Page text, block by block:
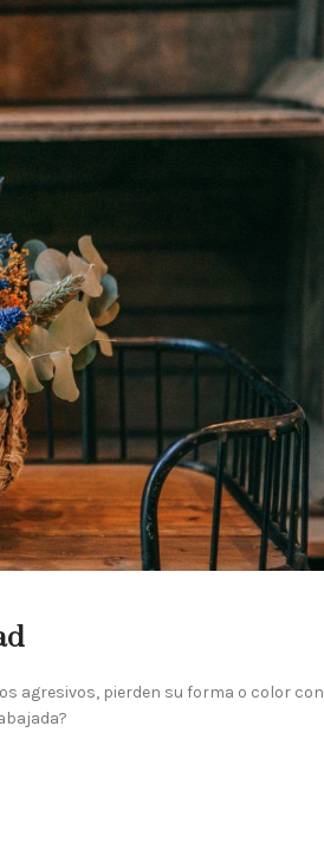
agresivos, pierden su forma o color con